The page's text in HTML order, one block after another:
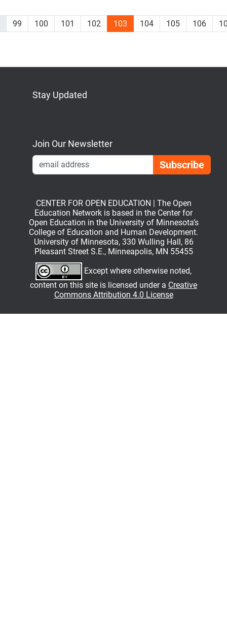
99 100 101 102 103 104 105 106
Stay Updated
Join Our Newsletter
CENTER FOR OPEN EDUCATION | The Open
Education Network is based in the Center for
Open Education in the University of Minnesota’s
College of Education and Human Development.
University of Minnesota, 330 Wulling Hall, 86
Pleasant Street S.E., Minneapolis, MN 55455
Except where otherwise noted,
content on this site is licensed under a Creative
Commons Attribution 4.0 License